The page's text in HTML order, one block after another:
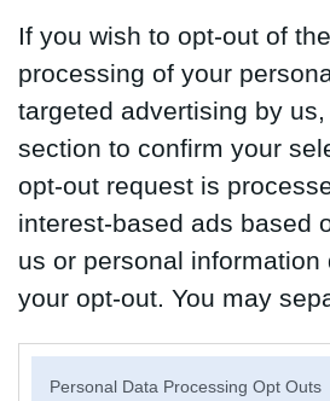
If you wish to opt-out of
processing of your
targeted advertising by
section to confirm your
opt-out request is
interest-based ads based
us or personal
your opt-out. You may
Personal Data Processing Opt Outs